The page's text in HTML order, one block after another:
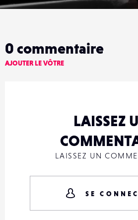
0 commentaire
AJOUTER LE VÔTRE
LAISSEZ
LAISSEZ UN
SE